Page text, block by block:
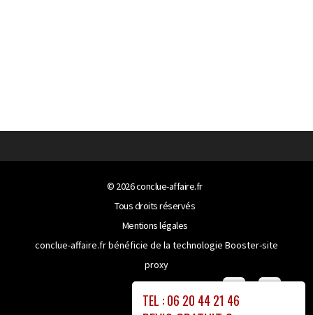
TEL : 06 20 44 21 46
© 2026conclue-affaire.fr
Tous droits réservés
Mentions légales
conclue-affaire.fr bénéficie de la technologie Booster-site
proxy